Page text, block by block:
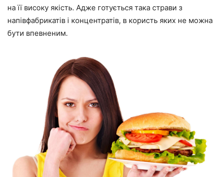
на її високу якість. Адже готується така страви з
напівфабрикатів і концентратів, в користь яких не можна
бути впевненим.